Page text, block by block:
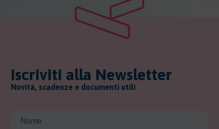
Iscriviti alla Newsletter
Novità, scadenze e documenti utili